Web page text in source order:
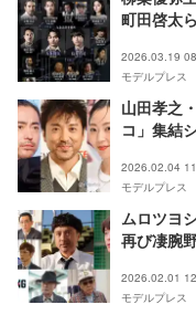
町田啓太
2026.03.19
モデルプレス
山田孝之
コ」集結
2026.02.04
モデルプレス
ムロツヨ
再び凄腕
2026.02.01
モデルプレス